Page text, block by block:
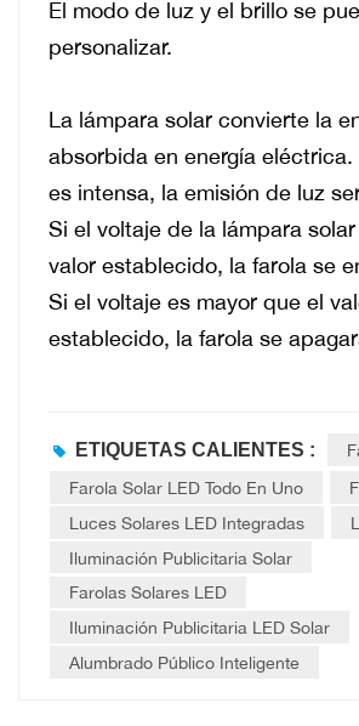
El modo de luz y el brillo se
personalizar.
La lámpara solar convierte la
absorbida en energía eléctrica.
es intensa, la emisión de luz
Si el voltaje de la lámpara
valor establecido, la farola se
Si el voltaje es mayor que el
establecido, la farola se
ETIQUETAS CALIENTES :
Farola Solar LED Todo En Uno
Luces Solares LED Integradas
Iluminación Publicitaria Solar
Farolas Solares LED
Iluminación Publicitaria LED Solar
Alumbrado Público Inteligente